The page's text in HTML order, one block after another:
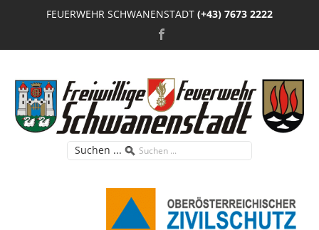
FEUERWEHR SCHWANENSTADT (+43) 7673 2222
Suchen ...